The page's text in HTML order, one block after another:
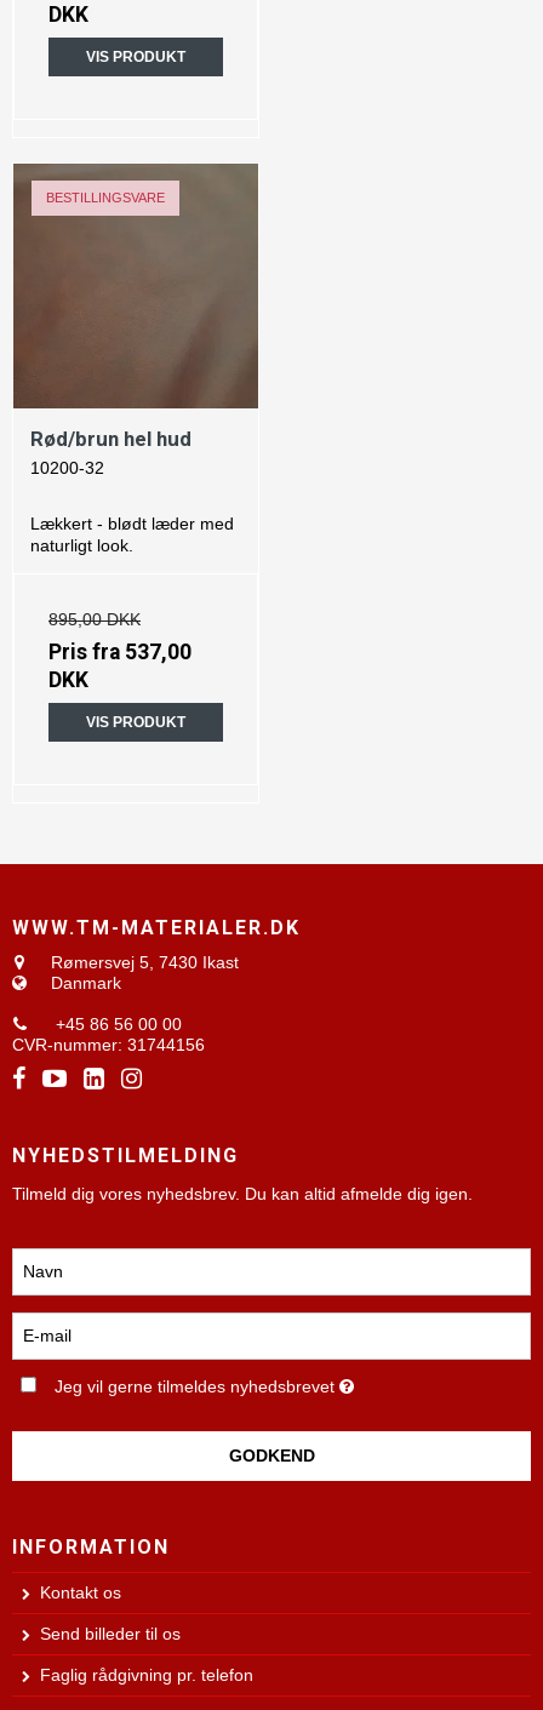
DKK
VIS PRODUKT
-0%
BESTILLINGSVARE
Rød/brun hel hud
10200-32
Lækkert - blødt læder med
naturligt look.
895,00 DKK
Pris fra 537,00
DKK
VIS PRODUKT
WWW.TM-MATERIALER.DK
Rømersvej 5, 7430 Ikast
Danmark
+45 86 56 00 00
CVR-nummer: 31744156
NYHEDSTILMELDING
Tilmeld dig vores nyhedsbrev. Du kan altid afmelde dig igen.
Jeg vil gerne tilmeldes nyhedsbrevet
GODKEND
INFORMATION
Kontakt os
Send billeder til os
Faglig rådgivning pr. telefon